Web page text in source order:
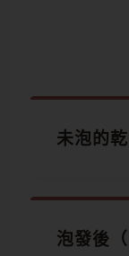
未泡的
泡發後（